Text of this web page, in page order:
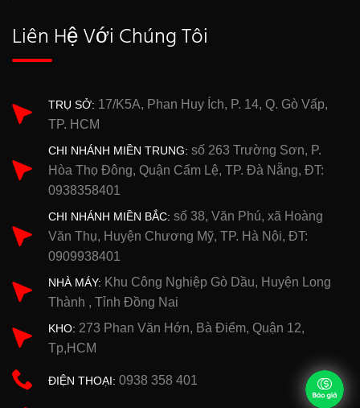
Liên Hệ Với Chúng Tôi
TRỤ SỞ: 17/K5A, Phan Huy Ích, P. 14, Q. Gò Vấp,
TP. HCM
CHI NHÁNH MIỀN TRUNG: số 263 Trường Sơn, P.
Hòa Thọ Đông, Quận Cẩm Lệ, TP. Đà Nẵng, ĐT:
0938358401
CHI NHÁNH MIỀN BẮC: số 38, Văn Phú, xã Hoàng
Văn Thụ, Huyện Chương Mỹ, TP. Hà Nội, ĐT:
0909938401
NHÀ MÁY: Khu Công Nghiệp Gò Dầu, Huyện Long
Thành , Tỉnh Đồng Nai
KHO: 273 Phan Văn Hớn, Bà Điểm, Quận 12,
Tp,HCM
ĐIỆN THOẠI: 0938 358 401